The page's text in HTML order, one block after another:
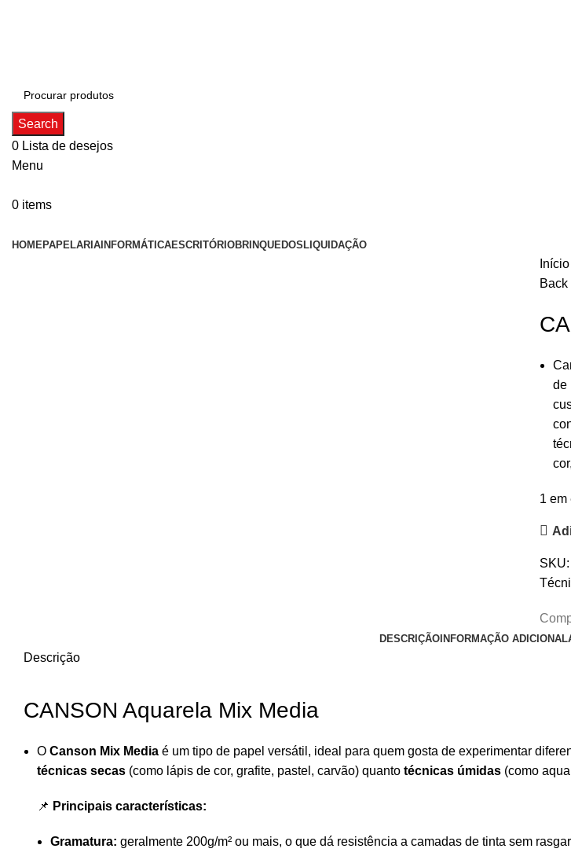
Search
0 Lista de desejos
Menu
0 items
HOMEPAPELARIA INFORMÁTICAESCRITÓRIOBRINQUEDOS LIQUIDAÇÃO
Início
Back
de
1 em
SKU:
DESCRIÇÃO INFORMAÇÃO ADICIONAL
Descrição
CANSON Aquarela Mix Media
O Canson Mix Media é um tipo de papel versátil, ideal para quem gosta de experimentar
técnicas secas (como lápis de cor, grafite, pastel, carvão) quanto técnicas úmidas (como
📌 Principais características:
Gramatura: geralmente 200g/m² ou mais, o que dá resistência a camadas de tinta sem